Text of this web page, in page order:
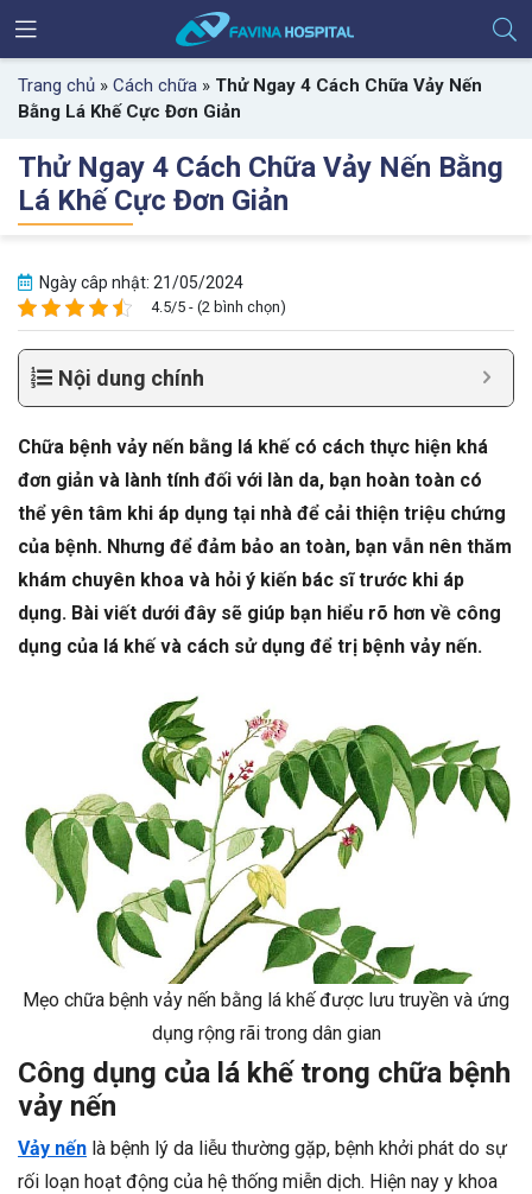
Trang chủ » Cách chữa » Thử Ngay 4 Cách Chữa Vảy Nến
Bằng Lá Khế Cực Đơn Giản
Thử Ngay 4 Cách Chữa Vảy Nến Bằng
Lá Khế Cực Đơn Giản
Ngày câp nhật: 21/05/2024
4.5/5 - (2 bình chọn)
Nội dung chính
Chữa bệnh vảy nến bằng lá khế có cách thực hiện khá
đơn giản và lành tính đối với làn da, bạn hoàn toàn có
thể yên tâm khi áp dụng tại nhà để cải thiện triệu chứng
của bệnh. Nhưng để đảm bảo an toàn, bạn vẫn nên thăm
khám chuyên khoa và hỏi ý kiến bác sĩ trước khi áp
dụng. Bài viết dưới đây sẽ giúp bạn hiểu rõ hơn về công
dụng của lá khế và cách sử dụng để trị bệnh vảy nến.
Mẹo chữa bệnh vảy nến bằng lá khế được lưu truyền và ứng
dụng rộng rãi trong dân gian
Công dụng của lá khế trong chữa bệnh
vảy nến
Vảy nến là bệnh lý da liễu thường gặp, bệnh khởi phát do sự
rối loạn hoạt động của hệ thống miễn dịch. Hiện nay y khoa